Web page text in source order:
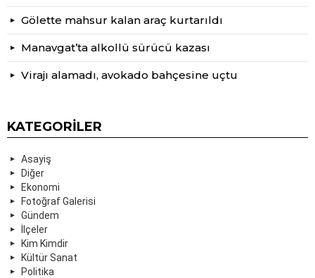
Gölette mahsur kalan araç kurtarıldı
Manavgat’ta alkollü sürücü kazası
Virajı alamadı, avokado bahçesine uçtu
KATEGORILER
Asayiş
Diğer
Ekonomi
Fotoğraf Galerisi
Gündem
İlçeler
Kim Kimdir
Kültür Sanat
Politika